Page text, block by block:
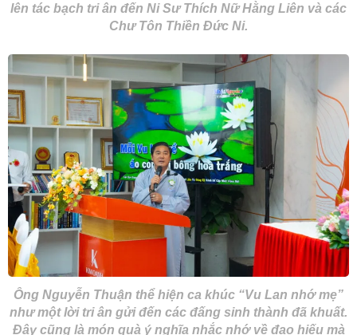
lên tác bạch tri ân đến Ni Sư Thích Nữ Hằng Liên và các
Chư Tôn Thiền Đức Ni.
Ông Nguyễn Thuận thể hiện ca khúc “Vu Lan nhớ mẹ”
như một lời tri ân gửi đến các đấng sinh thành đã khuất.
Đây cũng là món quà ý nghĩa nhắc nhớ về đạo hiếu mà